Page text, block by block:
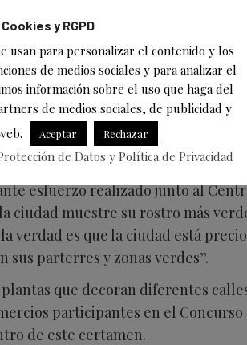
de Jardines
Verde, José Luis Urraca Casal,
y decoraciones vegetales
esfuerzo realizado junto al
muestre su rostro más
verdad es que la ciudad está
sus parterres y zonas verdes”.
que decoran diferentes
participantes en el
de este certamen.
Cookies y RGPD
usan para personalizar el contenido y los
de medios sociales y para analizar el
información sobre el uso que haga del
de medios sociales, de publicidad y
Aceptar Rechazar
de Datos y Política de Privacidad